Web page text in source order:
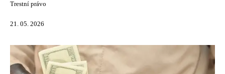
Trestní právo
21. 05. 2026